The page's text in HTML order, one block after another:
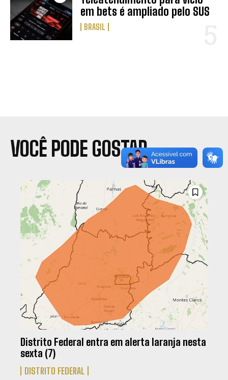
em bets é ampliado pelo SUS
BRASIL
VOCÊ PODE GOSTAR
Distrito Federal entra em alerta laranja nesta
sexta (7)
DISTRITO FEDERAL